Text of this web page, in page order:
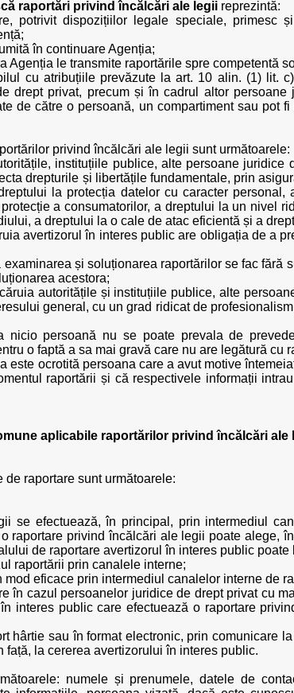
raportări privind încălcări ale legiireprezintă:
potrivit dispozițiilor legale speciale, primesc
în continuare Agenția;
Agenția le transmite raportările spre competentă
cu atribuțiile prevăzute la art. 10 alin. (1) lit.
drept privat, precum și în cadrul altor
de către o persoană, un compartiment sau pot
privind încălcări ale legii sunt următoarele:
instituțiile publice, alte persoane juridice
drepturile și libertățile fundamentale, prin
la protecția datelor cu caracter
a consumatorilor, a dreptului la un nivel
a dreptului la o cale de atac eficientă și a
avertizorul în interes public are obligația de a
și soluționarea raportărilor se fac fără
acestora;
autoritățile și instituțiile publice, alte
general, cu un grad ridicat de
nicio persoană nu se poate prevala de
o faptă a sa mai gravă care nu are legătură cu
este ocrotită persoana care a avut motive
raportării și că respectivele informații
aplicabile raportărilor privind încălcări ale
raportare sunt următoarele:
se efectuează, în principal, prin intermediul
raportare privind încălcări ale legii poate alege,
de raportare avertizorul în interes public
raportării prin canalele interne;
eficace prin intermediul canalelor interne de
în cazul persoanelor juridice de drept privat cu
interes public care efectuează o raportare
hârtie sau în format electronic, prin comunicare
la cererea avertizorului în interes public.
numele și prenumele, datele de